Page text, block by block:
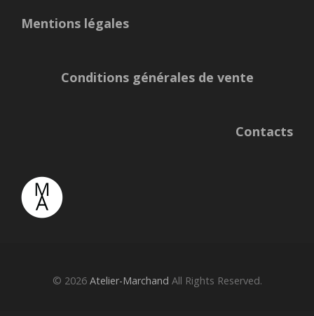
Mentions légales
Conditions générales de vente
Contacts
© 2026 Atelier-Marchand All Rights Reserved.